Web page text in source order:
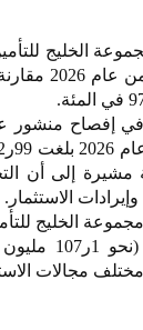
إفصاح منشور
مشيرة إلى
وإيرادات الاستثمار.
35
مجالات